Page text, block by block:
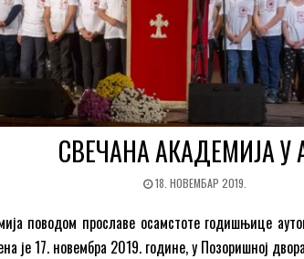
СВЕЧАНА АКАДЕМИЈА У
18. НОВЕМБАР 2019.
поводом прославе осамстоте годишњице
је 17. новембра 2019. године, у Позоришној